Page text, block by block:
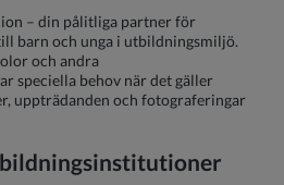
– din pålitliga partner för
barn och unga i utbildningsmiljö.
och andra
speciella behov när det gäller
uppträdanden och fotograferingar